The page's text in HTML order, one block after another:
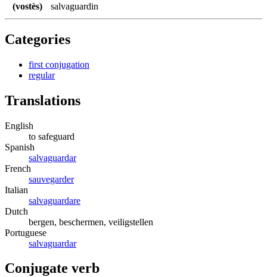
(vostès)
salvaguardin
Categories
first conjugation
regular
Translations
English
to safeguard
Spanish
salvaguardar
French
sauvegarder
Italian
salvaguardare
Dutch
bergen, beschermen, veiligstellen
Portuguese
salvaguardar
Conjugate verb